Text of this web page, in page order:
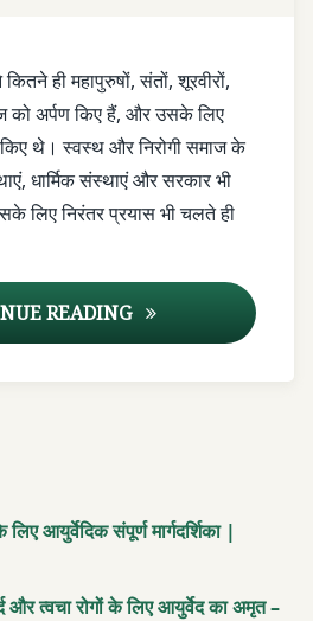
ही महापुरुषों, संतों, शूरवीरों,
को अर्पण किए हैं, और उसके लिए
किए थे। स्वस्थ और निरोगी समाज के
धार्मिक संस्थाएं और सरकार भी
लिए निरंतर प्रयास भी चलते ही
READING सुवर्णप्राशन संस्कार – एक
आयुर्वेदिक संपूर्ण मार्गदर्शिका |
और त्वचा रोगों के लिए आयुर्वेद का अमृत –